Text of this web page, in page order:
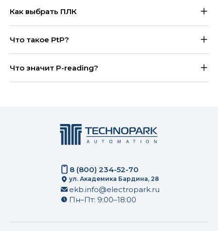
Как выбрать ПЛК
Что такое PtP?
Что значит P-reading?
8 (800) 234-52-70
ул. Академика Бардина, 28
ekb.info@electropark.ru
Пн–Пт: 9:00–18:00